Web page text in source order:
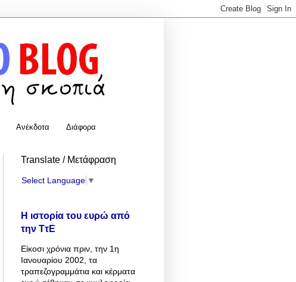
Ανέκδοτα Διάφορα
Translate / Μετάφραση
Select Language ▼
Η ιστορία του ευρώ από
την ΤτΕ
Είκοσι χρόνια πριν, την 1η
Ιανουαρίου 2002, τα
τραπεζογραμμάτια και κέρματα